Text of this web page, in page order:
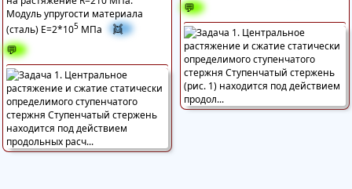
Модуль упругости материала
(сталь) Е=2*105 МПа
👯
💬
💬